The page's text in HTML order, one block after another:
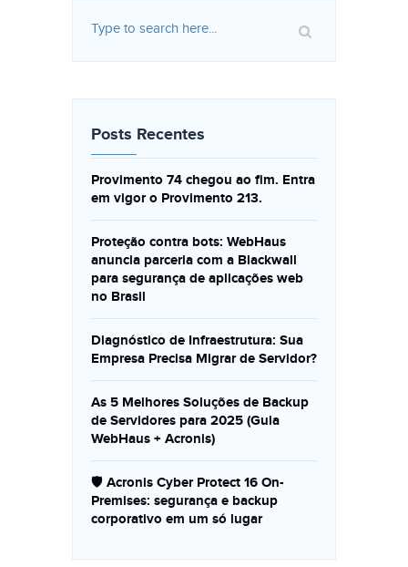
Posts Recentes
Provimento 74 chegou ao fim. Entra
em vigor o Provimento 213.
Proteção contra bots: WebHaus
anuncia parceria com a Blackwall
para segurança de aplicações web
no Brasil
Diagnóstico de Infraestrutura: Sua
Empresa Precisa Migrar de Servidor?
As 5 Melhores Soluções de Backup
de Servidores para 2025 (Guia
WebHaus + Acronis)
🛡️ Acronis Cyber Protect 16 On-
Premises: segurança e backup
corporativo em um só lugar